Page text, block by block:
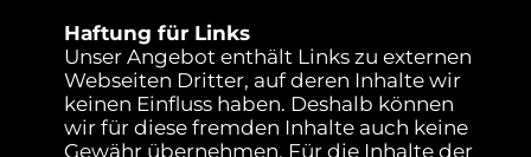
Haftung für Links
Unser Angebot enthält Links zu externen
Webseiten Dritter, auf deren Inhalte wir
keinen Einfluss haben. Deshalb können
wir für diese fremden Inhalte auch keine
Gewähr übernehmen. Für die Inhalte der